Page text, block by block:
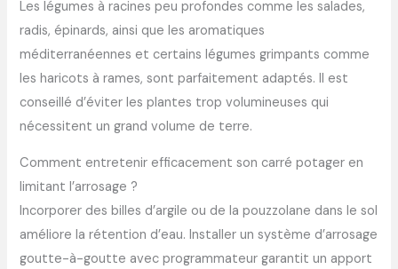
Les légumes à racines peu profondes comme les salades,
radis, épinards, ainsi que les aromatiques
méditerranéennes et certains légumes grimpants comme
les haricots à rames, sont parfaitement adaptés. Il est
conseillé d’éviter les plantes trop volumineuses qui
nécessitent un grand volume de terre.
Comment entretenir efficacement son carré potager en
limitant l’arrosage ?
Incorporer des billes d’argile ou de la pouzzolane dans le sol
améliore la rétention d’eau. Installer un système d’arrosage
goutte-à-goutte avec programmateur garantit un apport